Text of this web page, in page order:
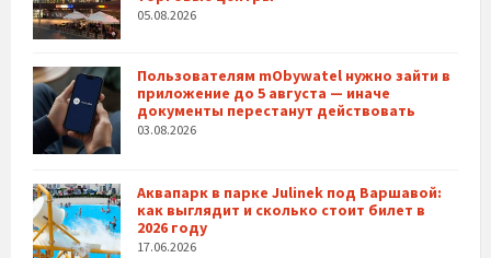
05.08.2026
Пользователям mObywatel нужно зайти в
приложение до 5 августа — иначе
документы перестанут действовать
03.08.2026
Аквапарк в парке Julinek под Варшавой:
как выглядит и сколько стоит билет в
2026 году
17.06.2026